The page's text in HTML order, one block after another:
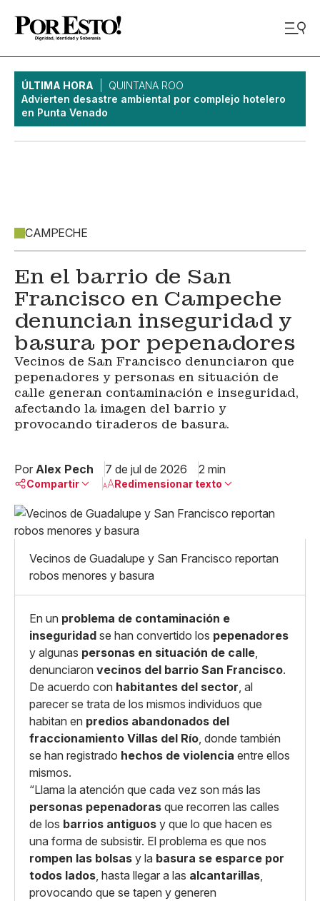
ÚLTIMA HORA
QUINTANA ROO
Advierten desastre ambiental por complejo hotelero
en Punta Venado
CAMPECHE
En el barrio de San
Francisco en Campeche
denuncian inseguridad y
basura por pepenadores
Vecinos de San Francisco denunciaron que
pepenadores y personas en situación de
calle generan contaminación e inseguridad,
afectando la imagen del barrio y
provocando tiraderos de basura.
Por Alex Pech 7 de jul de 2026 2 min
Compartir
Linkedin
X
Copiar enlace
Redimensionar texto
Mediano
Grande
Vecinos de Guadalupe y San Francisco reportan
robos menores y basura
En un problema de contaminación e
inseguridad se han convertido los pepenadores
y algunas personas en situación de calle,
denunciaron vecinos del barrio San Francisco.
De acuerdo con habitantes del sector, al
parecer se trata de los mismos individuos que
habitan en predios abandonados del
fraccionamiento Villas del Río, donde también
se han registrado hechos de violencia entre ellos
mismos.
“Llama la atención que cada vez son más las
personas pepenadoras que recorren las calles
de los barrios antiguos y que lo que hacen es
una forma de subsistir. El problema es que nos
rompen las bolsas y la basura se esparce por
todos lados, hasta llegar a las alcantarillas,
provocando que se tapen y generen